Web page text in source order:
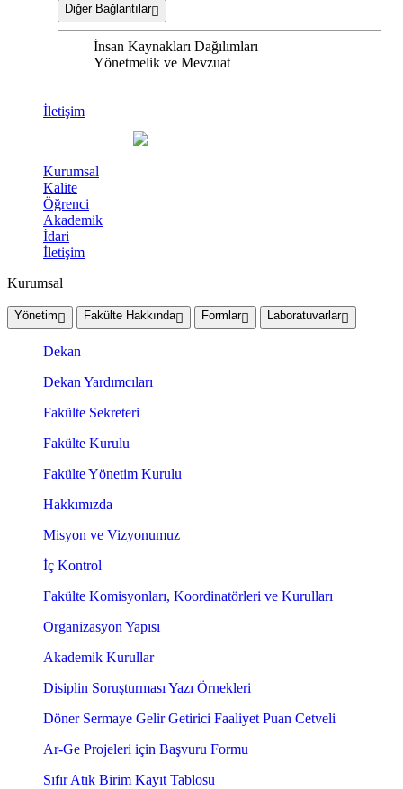
Diğer Bağlantılar
İnsan Kaynakları Dağılımları
Yönetmelik ve Mevzuat
İletişim
Kurumsal
Kalite
Öğrenci
Akademik
İdari
İletişim
Kurumsal
Yönetim Fakülte Hakkında Formlar Laboratuvarlar
Dekan
Dekan Yardımcıları
Fakülte Sekreteri
Fakülte Kurulu
Fakülte Yönetim Kurulu
Hakkımızda
Misyon ve Vizyonumuz
İç Kontrol
Fakülte Komisyonları, Koordinatörleri ve Kurulları
Organizasyon Yapısı
Akademik Kurullar
Disiplin Soruşturması Yazı Örnekleri
Döner Sermaye Gelir Getirici Faaliyet Puan Cetveli
Ar-Ge Projeleri için Başvuru Formu
Sıfır Atık Birim Kayıt Tablosu